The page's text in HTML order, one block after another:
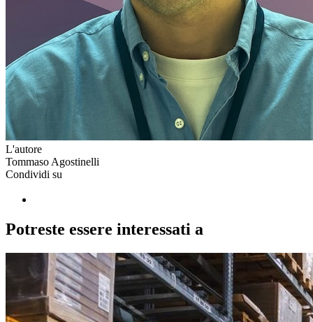
L'autore
Tommaso Agostinelli
Condividi su
Potreste essere interessati a